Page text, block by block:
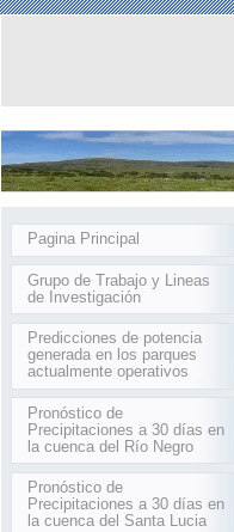
Pagina Principal
Grupo de Trabajo y Lineas
de Investigación
Predicciones de potencia
generada en los parques
actualmente operativos
Pronóstico de
Precipitaciones a 30 días en
la cuenca del Río Negro
Pronóstico de
Precipitaciones a 30 días en
la cuenca del Santa Lucia